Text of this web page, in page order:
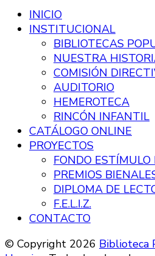
INICIO
INSTITUCIONAL
BIBLIOTECAS
NUESTRA
COMISIÓN
AUDITORIO
HEMEROTECA
RINCÓN INFANTIL
CATÁLOGO ONLINE
PROYECTOS
FONDO ESTÍMULO
PREMIOS
DIPLOMA DE
F.E.L.I.Z.
CONTACTO
© Copyright 2026 Biblioteca